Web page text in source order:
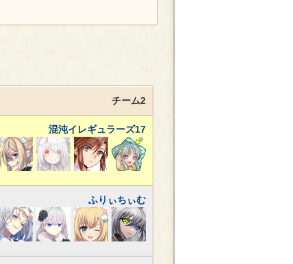
チーム2
混沌イレギュラーズ17
ふりぃちぃむ